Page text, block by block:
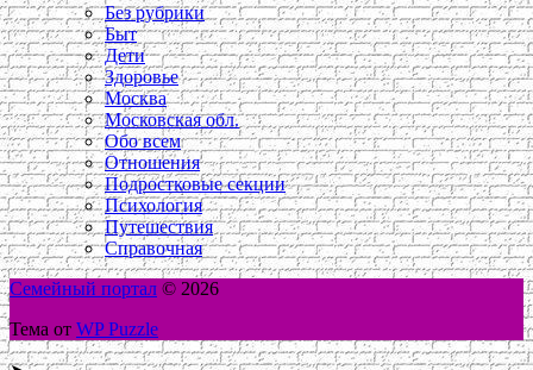
Без рубрики
Быт
Дети
Здоровье
Москва
Московская обл.
Обо всем
Отношения
Подростковые секции
Психология
Путешествия
Справочная
Семейный портал © 2026
Тема от WP Puzzle